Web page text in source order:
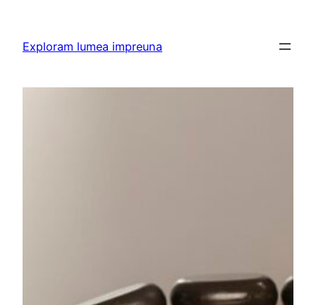
content
Exploram lumea impreuna